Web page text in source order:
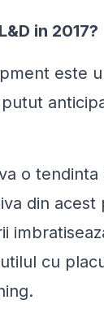
in 2017?
este
o
din
cu